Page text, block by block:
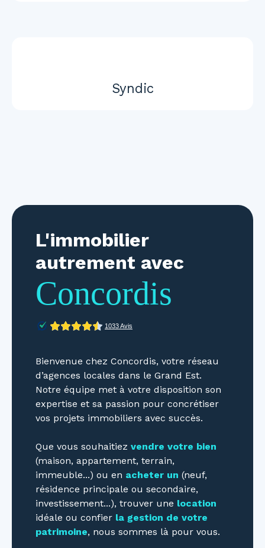
Syndic
L'immobilier
autrement avec
Concordis
Bienvenue chez Concordis, votre réseau
d’agences locales dans le Grand Est.
Notre équipe met à votre disposition son
expertise et sa passion pour concrétiser
vos projets immobiliers avec succès.
Que vous souhaitiez vendre votre bien
(maison, appartement, terrain,
immeuble...) ou en acheter un (neuf,
résidence principale ou secondaire,
investissement...), trouver une location
idéale ou confier la gestion de votre
patrimoine, nous sommes là pour vous.